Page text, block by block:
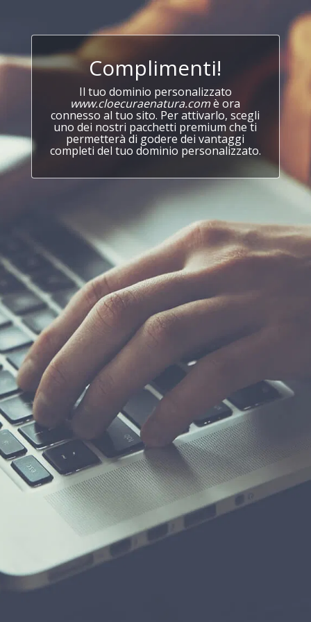
Complimenti!
Il tuo dominio personalizzato
www.cloecuraenatura.comè ora
connesso al tuo sito. Per attivarlo, scegli
uno dei nostri pacchetti premium che ti
permetterà di godere dei vantaggi
completi del tuo dominio personalizzato.